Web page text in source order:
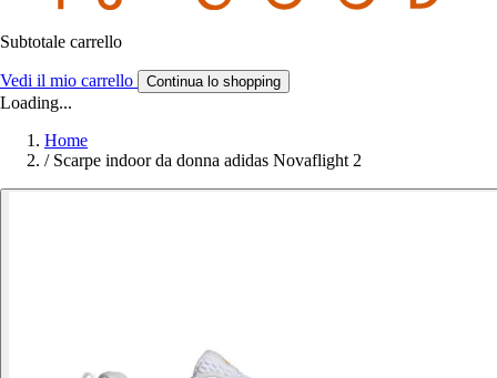
Subtotale carrello
Vedi il mio carrello Continua lo shopping
Loading...
Home
/ Scarpe indoor da donna adidas Novaflight 2